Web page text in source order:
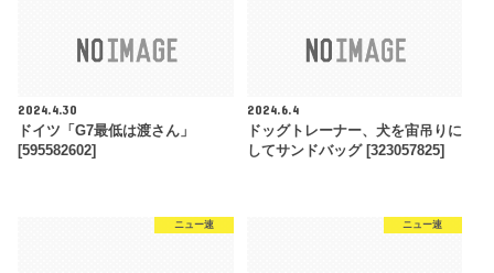
2024.4.30
ドイツ「G7最低は渡さん」
[595582602]
2024.6.4
ドッグトレーナー、犬を宙吊りに
してサンドバッグ [323057825]
ニュー速 ニュー速